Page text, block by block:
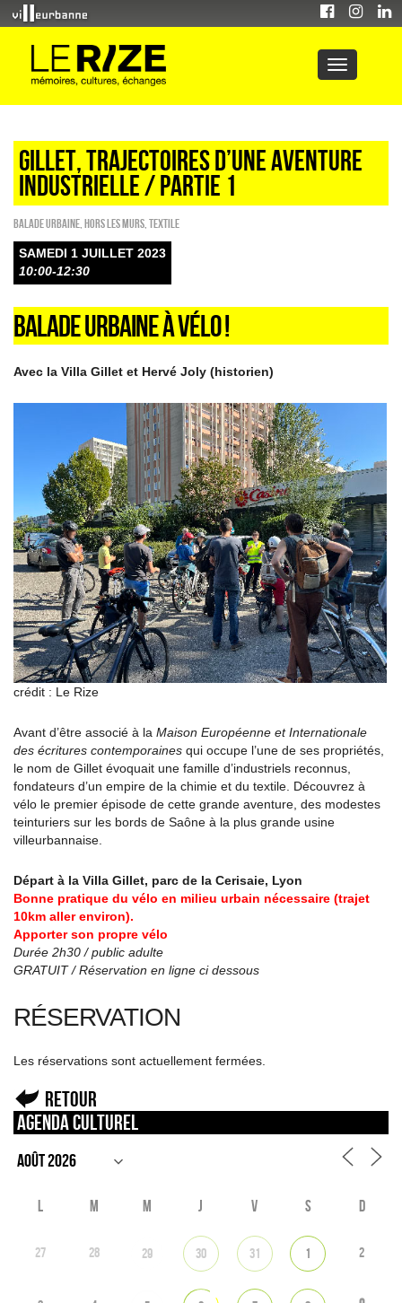
Gillet, trajectoires d’une aventure
industrielle / Partie 1
Balade urbaine HORS LES MURS Textile
SAMEDI 1 JUILLET 2023
10:00-12:30
BALADE URBAINE À VÉLO !
Avec la Villa Gillet et Hervé Joly (historien)
crédit : Le Rize
Avant d’être associé à la Maison Européenne et Internationale
des écritures contemporaines qui occupe l’une de ses propriétés,
le nom de Gillet évoquait une famille d’industriels reconnus,
fondateurs d’un empire de la chimie et du textile. Découvrez à
vélo le premier épisode de cette grande aventure, des modestes
teinturiers sur les bords de Saône à la plus grande usine
villeurbannaise.
Départ à la Villa Gillet, parc de la Cerisaie, Lyon
Bonne pratique du vélo en milieu urbain nécessaire (trajet
10km aller environ).
Apporter son propre vélo
Durée 2h30 / public adulte
GRATUIT / Réservation en ligne ci dessous
RÉSERVATION
Les réservations sont actuellement fermées.
Retour
Agenda culturel
L M M J V S D
27 28 29 30 31 1 2